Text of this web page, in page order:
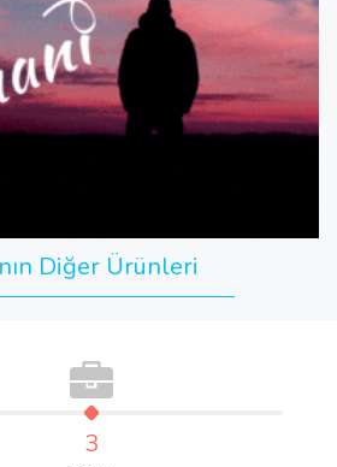
Diğer Ürünleri
3